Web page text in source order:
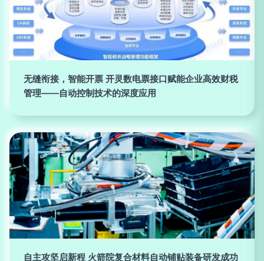
无缝衔接，智能开票 开灵数电票接口赋能企业高效财税
管理——自动控制技术的深度应用
自主攻坚启新程 火箭院复合材料自动铺贴装备研发成功